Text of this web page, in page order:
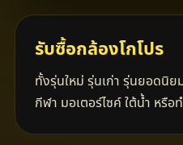
รับซื้อกล้องโกโปร
ทั้งรุ่นใหม่ รุ่นเก่า รุ่นยอดนิ
กีฬา มอเตอร์ไซค์ ใต้น้ำ หรือ